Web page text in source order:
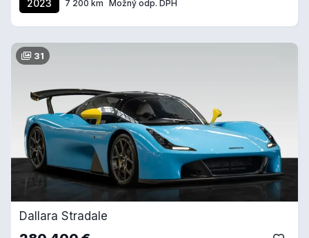
2023 7 200 km Možný odp. DPH
31
Dallara Stradale